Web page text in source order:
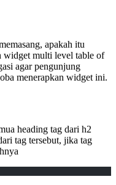
apakah itu
widget multi level table of
agar pengunjung
menerapkan widget ini.
heading tag dari h2
tag tersebut, jika tag